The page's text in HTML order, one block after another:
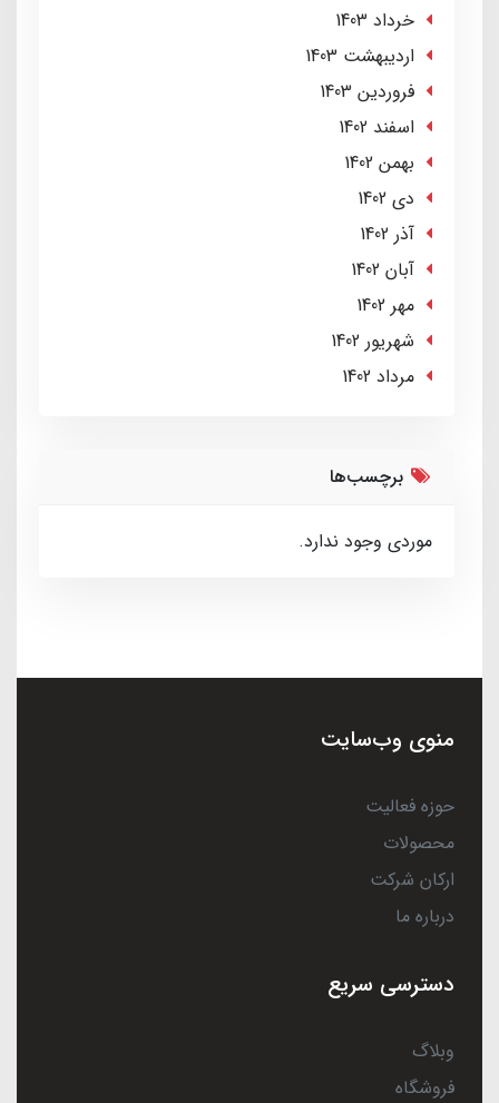
خرداد 1403
ارديبهشت 1403
فروردین 1403
اسفند 1402
بهمن 1402
دی 1402
آذر 1402
آبان 1402
مهر 1402
شهریور 1402
مرداد 1402
برچسب‌ها
موردی وجود ندارد.
منوی وب‌سایت
حوزه فعالیت
محصولات
ارکان شرکت
درباره ما
دسترسی سریع
وبلاگ
فروشگاه